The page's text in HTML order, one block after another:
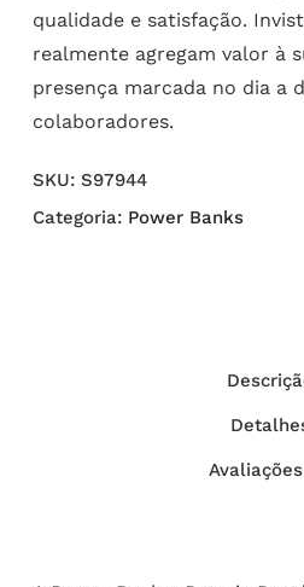
qualidade e satisfação.
realmente agregam valor à
presença marcada no dia a
colaboradores.
SKU: S97944
Categoria: Power Banks